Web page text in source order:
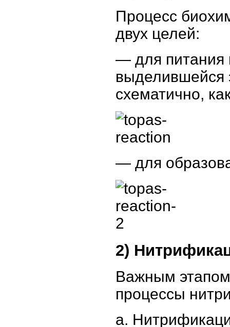
Процесс
двух целей:
— для питания
выделившейся
схематично,
— для
2)
Важным этапом
процессы
a.